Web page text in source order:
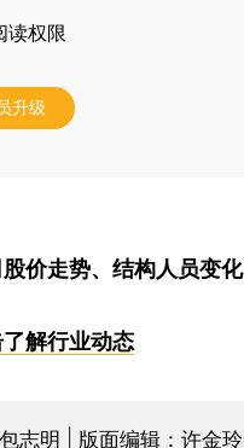
读权限
升级
股价走势、结构人员变化
了解行业动态
志明 | 版面编辑：许金玲